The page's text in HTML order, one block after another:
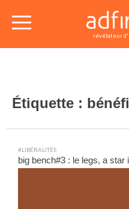
révélateur
nos
Étiquette :
#LIBÉRALITÉS
big bench#3 : le legs, a star